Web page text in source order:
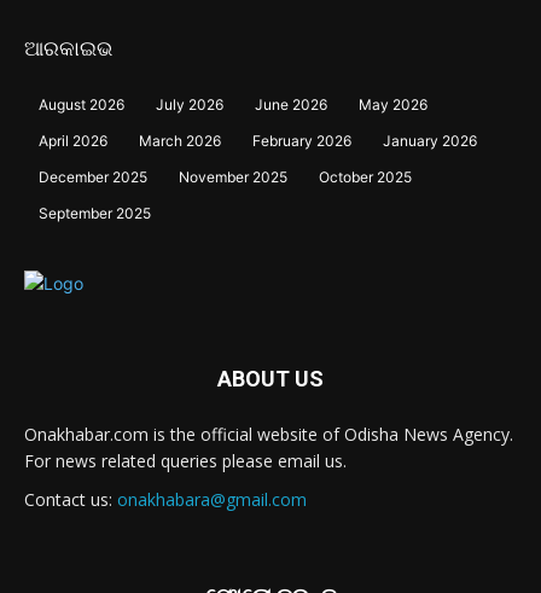
ଆରକାଇଭ
August 2026 July 2026 June 2026
May 2026
April 2026
March 2026 February 2026
January 2026
December 2025
November 2025
October 2025
September 2025
ABOUT US
Onakhabar.com is the official website of Odisha News Agency.
For news related queries please email us.
Contact us: onakhabara@gmail.com